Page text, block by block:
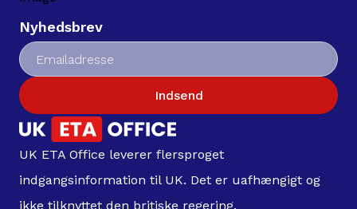
Nyhedsbrev
Indsend
UK ETA Office leverer flersproget
indgangsinformation til UK. Det er uafhængigt og
ikke tilknyttet den britiske regering.